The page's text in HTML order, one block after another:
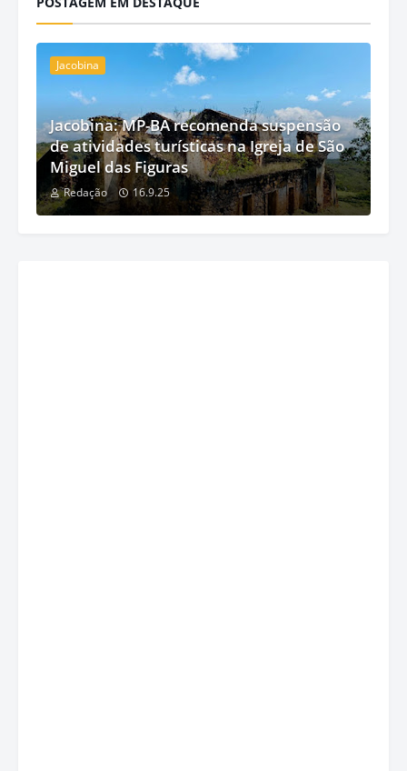
Jacobina
Jacobina: MP-BA recomenda suspensão
de atividades turísticas na Igreja de São
Miguel das Figuras
Redação 16.9.25